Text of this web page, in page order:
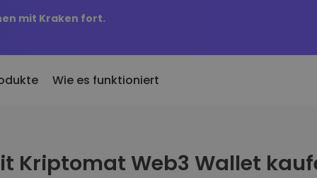
mit Kraken fort.
Kriptomat hinzugefügte
KriptoEarn
Verdienen Sie Prämien für Ihre
Wie es funktioniert
Kriptomat Web3 Wallet